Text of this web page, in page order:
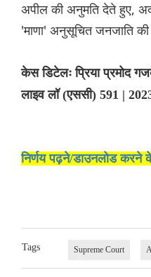
अपील की अनुमति देते हुए,
'माणा' अनुसूचित जनजाति
केस डिटेलः प्रिया प्रमोद
लाइव लॉ (एससी) 591 |
निर्णय पढ़ने/डाउनलोड करने
Tags Supreme Court